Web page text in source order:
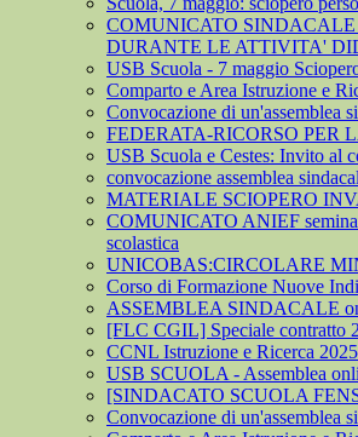
COMUNICATO
DURANTE LE ATTIVITA'
USB Scuola - 7 maggio
Comparto e Area Istruzione e
Convocazione di un'assemblea
FEDERATA-RICORSO PER
USB Scuola e Cestes: Invito al
convocazione assemblea
MATERIALE SCIOPERO
COMUNICATO ANIEF
scolastica
UNICOBAS:CIRCOLARE
Corso di Formazione Nuove
ASSEMBLEA SINDACALE
[FLC CGIL] Speciale contratto
CCNL Istruzione e Ricerca
USB SCUOLA - Assemblea
[SINDACATO SCUOLA
Convocazione di un'assemblea